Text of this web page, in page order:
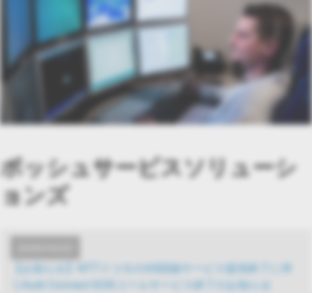
ボッシュサービスソリューシ
ョンズ
【お知らせ】NTTドコモの3G回線サービス提供終了に伴
うAudi Connect SOSコールサービス終了のお知らせ